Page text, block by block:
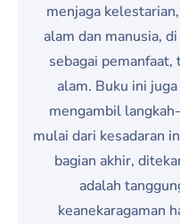
menjaga
alam dan manusia,
sebagai pemanfaat,
alam. Buku ini
mengambil
mulai dari kesadaran
bagian akhir,
adalah
keanekaragaman